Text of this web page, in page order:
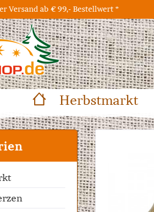
Versand ab € 99,- Bestellwert *
Herbstmarkt